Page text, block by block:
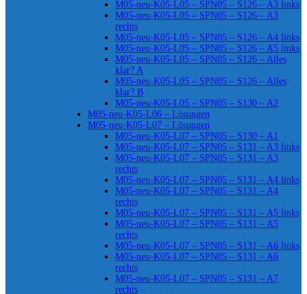
M05-neu-K05-L05 – SPN05 – S126 – A3 links
M05-neu-K05-L05 – SPN05 – S126 – A3
rechts
M05-neu-K05-L05 – SPN05 – S126 – A4 links
M05-neu-K05-L05 – SPN05 – S126 – A5 links
M05-neu-K05-L05 – SPN05 – S126 – Alles
klar? A
M05-neu-K05-L05 – SPN05 – S126 – Alles
klar? B
M05-neu-K05-L05 – SPN05 – S130 – A2
M05-neu-K05-L06 – Lösungen
M05-neu-K05-L07 – Lösungen
M05-neu-K05-L07 – SPN05 – S130 – A1
M05-neu-K05-L07 – SPN05 – S131 – A3 links
M05-neu-K05-L07 – SPN05 – S131 – A3
rechts
M05-neu-K05-L07 – SPN05 – S131 – A4 links
M05-neu-K05-L07 – SPN05 – S131 – A4
rechts
M05-neu-K05-L07 – SPN05 – S131 – A5 links
M05-neu-K05-L07 – SPN05 – S131 – A5
rechts
M05-neu-K05-L07 – SPN05 – S131 – A6 links
M05-neu-K05-L07 – SPN05 – S131 – A6
rechts
M05-neu-K05-L07 – SPN05 – S131 – A7
rechts